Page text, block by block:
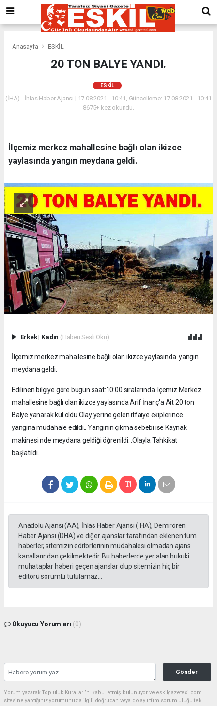
Anasayfa ESKİL
20 TON BALYE YANDI.
ESKİL
(İHA) - İhlas Haber Ajansı | 17.08.2021 - 10:41, Güncelleme: 17.08.2021 - 10:41
8675+ kez okundu.
İlçemiz merkez mahallesine bağlı olan ikizce
yaylasında yangın meydana geldi.
Erkek| Kadın (Haberi Sesli Oku)
İlçemiz merkez mahallesine bağlı olan ikizce yaylasında yangın
meydana geldi.
Edilinen bilgiye göre bugün saat:10:00 sıralarında lçemiz Merkez
mahallesine bağlı olan ikizce yaylasında Arif İnanç'a Ait 20 ton
Balye yanarak kül oldu.Olay yerine gelen itfaiye ekiplerince
yangına müdahale edildi.. Yangının çıkma sebebi ise Kaynak
makinesi nde meydana geldiği öğrenildi. .Olayla Tahkikat
başlatıldı.
Anadolu Ajansı (AA), İhlas Haber Ajansı (İHA), Demirören
Haber Ajansı (DHA) ve diğer ajanslar tarafından eklenen tüm
haberler, sitemizin editörlerinin müdahalesi olmadan ajans
kanallarından çekilmektedir. Bu haberlerde yer alan hukuki
muhataplar haberi geçen ajanslar olup sitemizin hiç bir
editörü sorumlu tutulamaz...
Okuyucu Yorumları (0)
Gönder
Yorum yazarak Topluluk Kuralları’nı kabul etmiş bulunuyor ve eskilgazetesi.com
sitesine yaptığınız yorumunuzla ilgili doğrudan veya dolaylı tüm sorumluluğu tek